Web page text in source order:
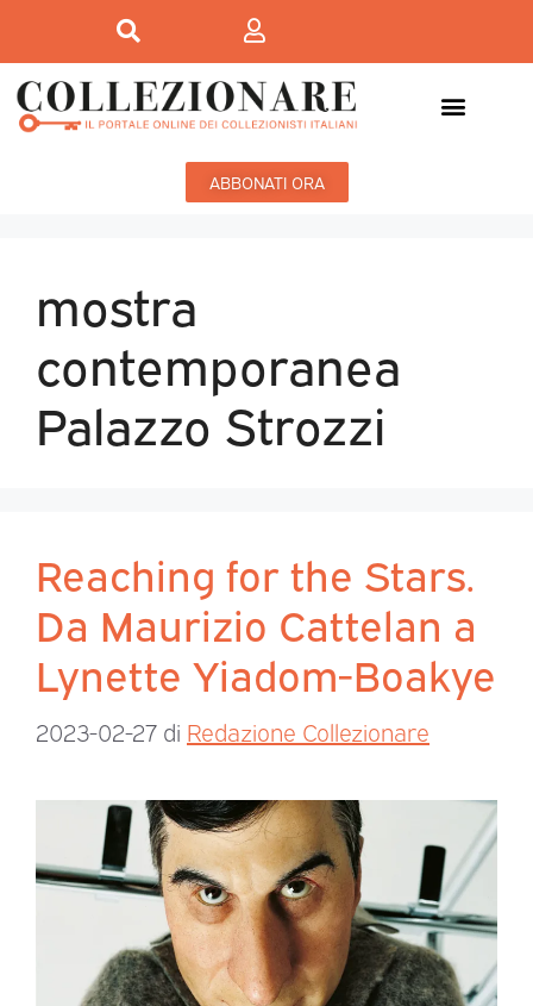
ABBONATI ORA
mostra
contemporanea
Palazzo Strozzi
Reaching for the Stars.
Da Maurizio Cattelan a
Lynette Yiadom-Boakye
2023-02-27 di Redazione Collezionare